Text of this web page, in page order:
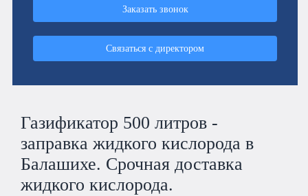
Заказать звонок
Связаться с директором
Газификатор 500 литров -
заправка жидкого кислорода в
Балашихе. Срочная доставка
жидкого кислорода.